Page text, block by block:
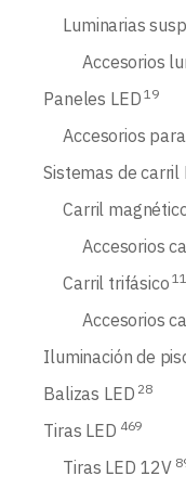
Luminarias
Accesorios
Paneles LED 19
Accesorios
Sistemas de carril
Carril
Accesorios
Carril trifásico
Accesorios
Iluminación de
Balizas LED 28
Tiras LED 469
Tiras LED 12V